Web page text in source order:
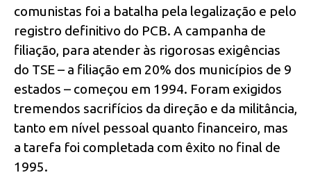
comunistas foi a batalha pela legalização e pelo
registro definitivo do PCB. A campanha de
filiação, para atender às rigorosas exigências
do TSE – a filiação em 20% dos municípios de 9
estados – começou em 1994. Foram exigidos
tremendos sacrifícios da direção e da militância,
tanto em nível pessoal quanto financeiro, mas
a tarefa foi completada com êxito no final de
1995.